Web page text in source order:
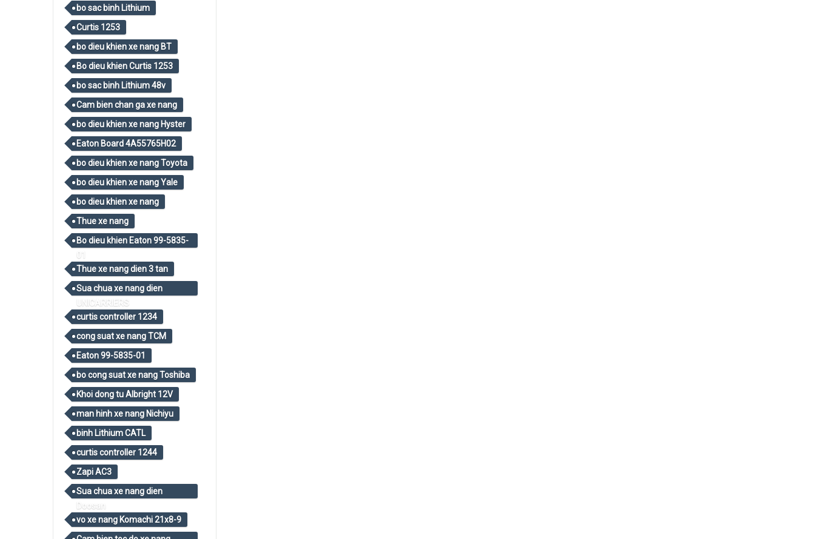
bo sac binh Lithium
Curtis 1253
bo dieu khien xe nang BT
Bo dieu khien Curtis 1253
bo sac binh Lithium 48v
Cam bien chan ga xe nang
bo dieu khien xe nang Hyster
Eaton Board 4A55765H02
bo dieu khien xe nang Toyota
bo dieu khien xe nang Yale
bo dieu khien xe nang
Thue xe nang
Bo dieu khien Eaton 99-5835-
01
Thue xe nang dien 3 tan
Sua chua xe nang dien
UNICARRIERS
curtis controller 1234
cong suat xe nang TCM
Eaton 99-5835-01
bo cong suat xe nang Toshiba
Khoi dong tu Albright 12V
man hinh xe nang Nichiyu
binh Lithium CATL
curtis controller 1244
Zapi AC3
Sua chua xe nang dien
Doosan
vo xe nang Komachi 21x8-9